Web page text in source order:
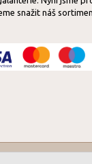
snažit náš